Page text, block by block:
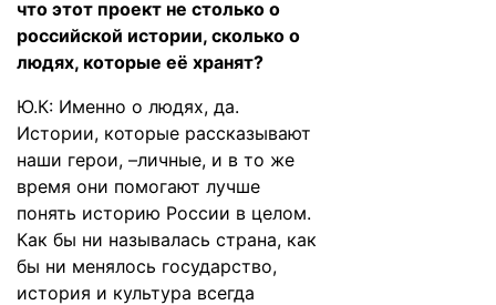
что этот проект не столько о
российской истории, сколько о
людях, которые её хранят?
Ю.К: Именно о людях, да.
Истории, которые рассказывают
наши герои, –личные, и в то же
время они помогают лучше
понять историю России в целом.
Как бы ни называлась страна, как
бы ни менялось государство,
история и культура всегда